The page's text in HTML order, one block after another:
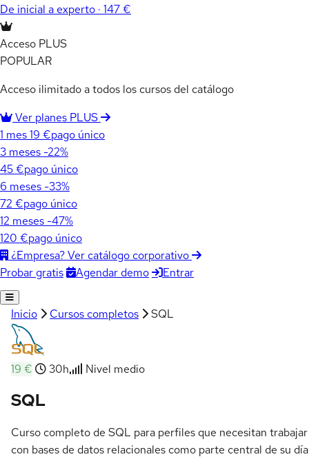
De inicial a experto · 147 €
Acceso PLUS
POPULAR
Acceso ilimitado a todos los cursos del catálogo
Ver planes PLUS
1 mes19 €pago único
3 meses -22%
45 €pago único
6 meses -33%
72 €pago único
12 meses -47%
120 €pago único
¿Empresa? Ver catálogo corporativo
Probar gratis
Agendar demo Entrar
Inicio Cursos completos SQL
19 € 30h Nivel medio
SQL
Curso completo de SQL para perfiles que necesitan trabajar
con bases de datos relacionales como parte central de su